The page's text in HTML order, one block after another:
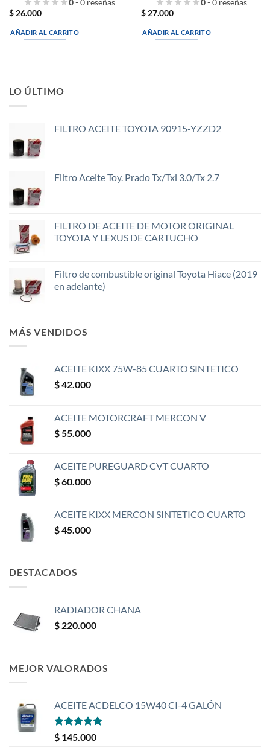
0- 0 reseñas
$26.000
AÑADIR AL CARRITO
0- 0 reseñas
$27.000
AÑADIR AL CARRITO
LO ÚLTIMO
FILTRO ACEITE TOYOTA 90915-YZZD2
Filtro Aceite Toy. Prado Tx/Txl 3.0/Tx 2.7
FILTRO DE ACEITE DE MOTOR ORIGINAL
TOYOTA Y LEXUS DE CARTUCHO
Filtro de combustible original Toyota Hiace (2019
en adelante)
MÁS VENDIDOS
ACEITE KIXX 75W-85 CUARTO SINTETICO
$42.000
ACEITE MOTORCRAFT MERCON V
$55.000
ACEITE PUREGUARD CVT CUARTO
$60.000
ACEITE KIXX MERCON SINTETICO CUARTO
$45.000
DESTACADOS
RADIADOR CHANA
$ 220.000
MEJOR VALORADOS
ACEITE ACDELCO 15W40 CI-4 GALÓN
Valorado
con
$ 145.000